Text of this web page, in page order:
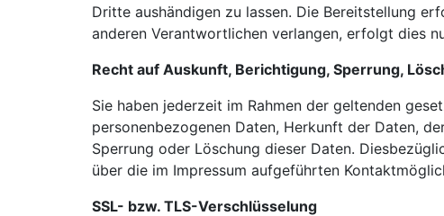
Dritte aushändigen zu lassen. Die Bereitstellung
anderen Verantwortlichen verlangen, erfolgt dies
Recht auf Auskunft, Berichtigung, Sperrung,
Sie haben jederzeit im Rahmen der geltenden
personenbezogenen Daten, Herkunft der Daten,
Sperrung oder Löschung dieser Daten.
über die im Impressum aufgeführten
SSL- bzw. TLS-Verschlüsselung